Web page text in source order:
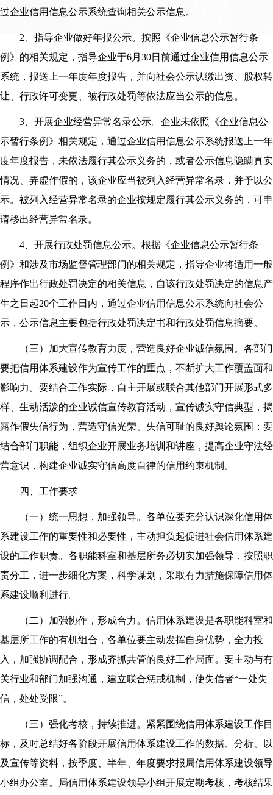
过企业信用信息公示系统查询相关公示信息。
2、指导企业做好年报公示。按照《企业信息公示暂行条
例》的相关规定，指导企业于6月30日前通过企业信用信息公示
系统，报送上一年度年度报告，并向社会公示认缴出资、股权转
让、行政许可变更、被行政处罚等依法应当公示的信息。
3、开展企业经营异常名录公示。企业未依照《企业信息公
示暂行条例》相关规定，通过企业信用信息公示系统报送上一年
度年度报告，未依法履行其公示义务的，或者公示信息隐瞒真实
情况、弄虚作假的，该企业应当被列入经营异常名录，并予以公
示。被列入经营异常名录的企业按规定履行其公示义务的，可申
请移出经营异常名录。
4、开展行政处罚信息公示。根据《企业信息公示暂行条
例》和涉及市场监督管理部门的相关规定，指导企业将适用一般
程序作出行政处罚决定的相关信息，自该行政处罚决定的信息产
生之日起20个工作日内，通过企业信用信息公示系统向社会公
示，公示信息主要包括行政处罚决定书和行政处罚信息摘要。
（三）加大宣传教育力度，营造良好企业诚信氛围。各部门
要把信用体系建设作为宣传工作的重点，不断扩大工作覆盖面和
影响力。要结合工作实际，自主开展或联合其他部门开展形式多
样、生动活泼的企业诚信宣传教育活动，宣传诚实守信典型，揭
露作假失信行为，营造守信光荣、失信可耻的良好舆论氛围；要
结合部门职能，组织企业开展业务培训和讲座，提高企业守法经
营意识，构建企业诚实守信高度自律的信用约束机制。
四、工作要求
（一）统一思想，加强领导。各单位要充分认识深化信用体
系建设工作的重要性和必要性，主动担负起促进社会信用体系建
设的工作职责。各职能科室和基层所务必切实加强领导，按照职
责分工，进一步细化方案，科学谋划，采取有力措施保障信用体
系建设顺利进行。
（二）加强协作，形成合力。信用体系建设是各职能科室和
基层所工作的有机组合，各单位要主动发挥自身优势，全力投
入，加强协调配合，形成齐抓共管的良好工作局面。要主动与有
关行业和部门加强沟通，建立联合惩戒机制，使失信者“一处失
信，处处受限”。
（三）强化考核，持续推进。紧紧围绕信用体系建设工作目
标，及时总结好各阶段开展信用体系建设工作的数据、分析、以
及宣传等资料，按季度、半年、年度要求报局信用体系建设领导
小组办公室。局信用体系建设领导小组开展定期考核，考核结果